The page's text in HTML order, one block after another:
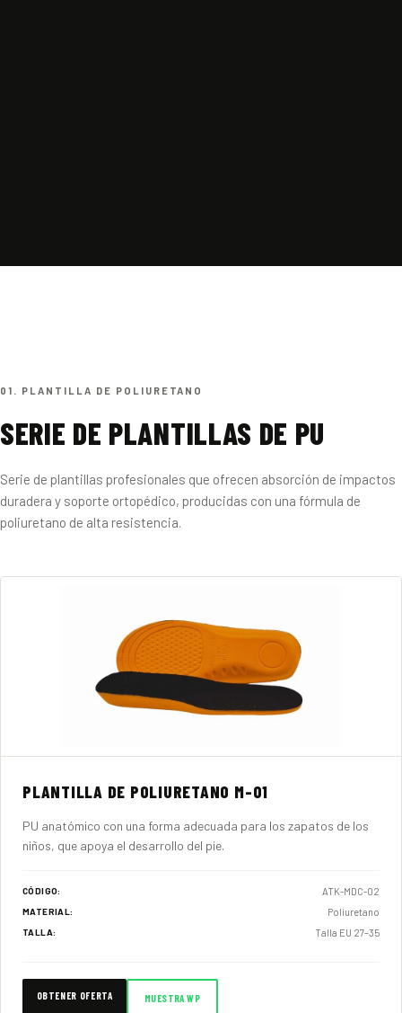
01. PLANTILLA DE POLIURETANO
SERIE DE PLANTILLAS DE PU
Serie de plantillas profesionales que ofrecen absorción de impactos
duradera y soporte ortopédico, producidas con una fórmula de
poliuretano de alta resistencia.
PLANTILLA DE POLIURETANO M-01
PU anatómico con una forma adecuada para los zapatos de los
niños, que apoya el desarrollo del pie.
CÓDIGO: ATK-MDC-02
MATERIAL: Poliuretano
TALLA: Talla EU 27–35
OBTENER OFERTA MUESTRA WP